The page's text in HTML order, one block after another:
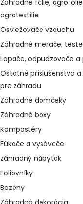
Záhradné fólie,
agrotextílie
Osviežovače vzduchu
Záhradné merače,
Lapače, odpudzovače a
Ostatné príslušenstvo a
pre záhradu
Záhradné domčeky
Záhradné boxy
Kompostéry
Fúkače a vysávače
záhradný nábytok
Foliovníky
Bazény
Záhradná dekorácia